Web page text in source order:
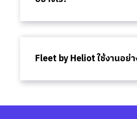
Fleet by Heliot ใช้งานอย่า